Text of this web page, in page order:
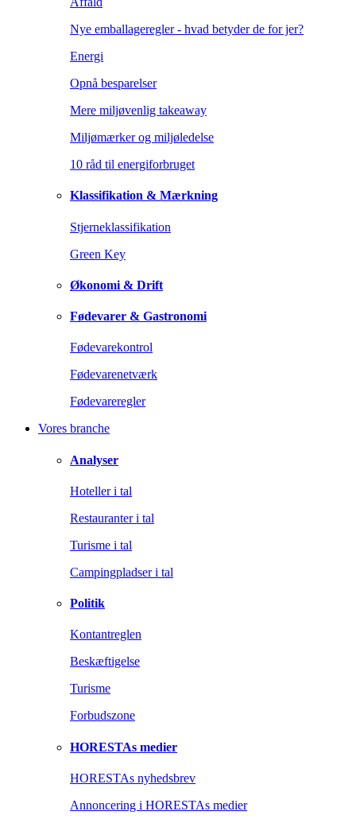
Nye emballageregler - hvad betyder de for jer?
Energi
Opnå besparelser
Mere miljøvenlig takeaway
Miljømærker og miljøledelse
10 råd til energiforbruget
Klassifikation & Mærkning
Stjerneklassifikation
Green Key
Økonomi & Drift
Fødevarer & Gastronomi
Fødevarekontrol
Fødevarenetværk
Fødevareregler
Vores branche
Analyser
Hoteller i tal
Restauranter i tal
Turisme i tal
Campingpladser i tal
Politik
Kontantreglen
Beskæftigelse
Turisme
Forbudszone
HORESTAs medier
HORESTAs nyhedsbrev
Annoncering i HORESTAs medier